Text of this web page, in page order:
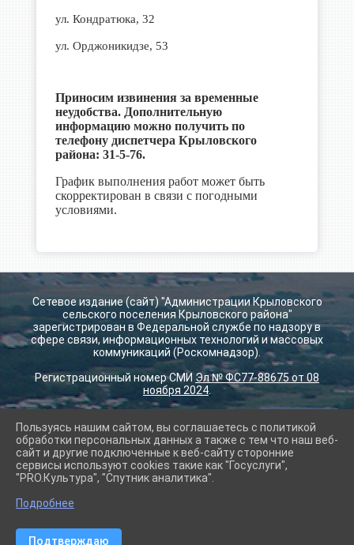
ул. Кондратюка, 32
ул. Орджоникидзе, 53
Приносим извинения за временные
неудобства. Дополнительную
информацию можно получить по
телефону диспетчера Крыловского
района: 31-5-76.
График выполнения работ может быть
скорректирован в связи с погодными
условиями.
Сетевое издание (сайт) "Администрации Крыловского
сельского поселения Крыловского района"
зарегистрирован в Федеральной службе по надзору в
сфере связи, информационных технологий и массовых
коммуникаций (Роскомнадзор).
Регистрационный номер СМИ Эл № ФС77-88675 от 08
ноября 2024.
2026 г. krilovskay.ru
Вход
Карта сайта
Политика обработки персональных данных
Сделано на KubCMS
Пользуясь нашим сайтом, вы соглашаетесь с политикой
обработки персональных данных а также с тем что наш веб-
сайт и другие подключенные к веб-сайту сторонние
сервисы используют cookies такие как "Госуслуги",
"PRO.Культура", "Спутник аналитика".
Подробнее
Подтверждаю